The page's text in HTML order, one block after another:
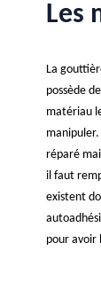
Les
La
possède
matériau
manipuler.
réparé
il faut
existent
pour avoir